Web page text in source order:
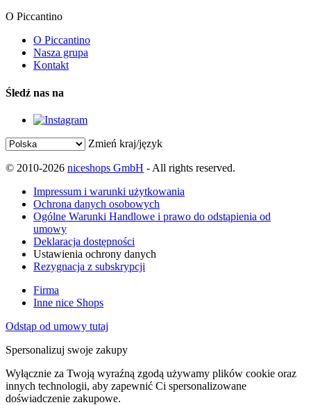
O Piccantino
O Piccantino
Nasza grupa
Kontakt
Śledź nas na
Zmień kraj/język
© 2010-2026 niceshops GmbH - All rights reserved.
Impressum i warunki użytkowania
Ochrona danych osobowych
Ogólne Warunki Handlowe i prawo do odstąpienia od
umowy
Deklaracja dostępności
Ustawienia ochrony danych
Rezygnacja z subskrypcji
Firma
Inne nice Shops
Odstąp od umowy tutaj
Spersonalizuj swoje zakupy
Wyłącznie za Twoją wyraźną zgodą używamy plików cookie oraz
innych technologii, aby zapewnić Ci spersonalizowane
doświadczenie zakupowe.